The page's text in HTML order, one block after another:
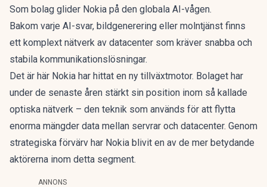
Som bolag glider Nokia på den globala AI-vågen.
Bakom varje AI-svar, bildgenerering eller molntjänst finns
ett komplext nätverk av datacenter som kräver snabba och
stabila kommunikationslösningar.
Det är här Nokia har hittat en ny tillväxtmotor. Bolaget har
under de senaste åren stärkt sin position inom så kallade
optiska nätverk – den teknik som används för att flytta
enorma mängder data mellan servrar och datacenter. Genom
strategiska förvärv har Nokia blivit en av de mer betydande
aktörerna inom detta segment.
ANNONS